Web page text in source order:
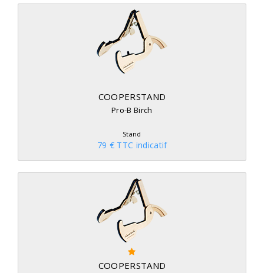
COOPERSTAND
Pro-B Birch
Stand
79 € TTC indicatif
COOPERSTAND